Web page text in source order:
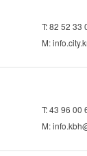
T:82 52 33
M:
T:43 96 00
M: